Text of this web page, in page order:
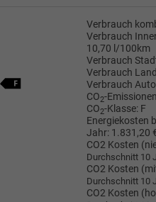
Verbrauch
Verbrauch
10,70 l/100km
Verbrauch
Verbrauch
Verbrauch
CO2-
CO2-Klasse: F
Energiekosten
Jahr: 1.831,20
CO2 Kosten
Durchschnitt 10
CO2 Kosten
Durchschnitt 10
CO2 Kosten